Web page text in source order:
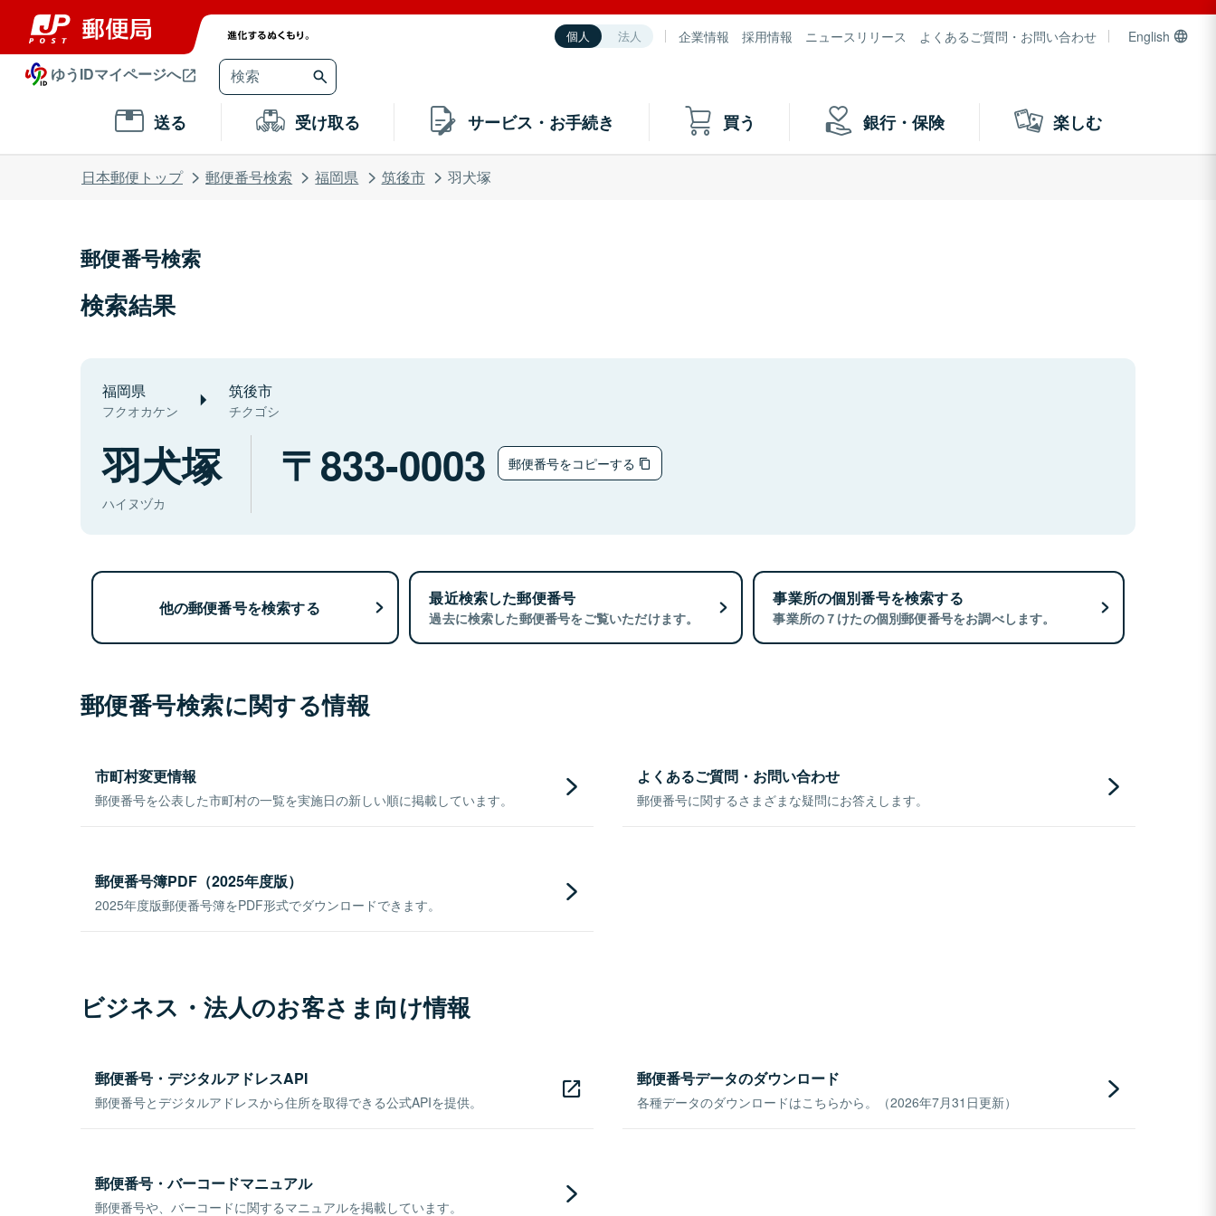
個人 法人 企業情報 採用情報 ニュースリリース よくあるご質問・お問い合わせ English
ゆうIDマイページへ
送る 受け取る サービス・お手続き 買う 銀行・保険 楽しむ
日本郵便トップ 郵便番号検索 福岡県 筑後市 羽犬塚
郵便番号検索
検索結果
福岡県
フクオカケン
筑後市
チクゴシ
羽犬塚
ハイヌヅカ
833-0003 郵便番号をコピーする
他の郵便番号を検索する 最近検索した郵便番号
過去に検索した郵便番号をご覧いただけます。
事業所の個別番号を検索する
事業所の７けたの個別郵便番号をお調べします。
郵便番号検索に関する情報
市町村変更情報
郵便番号を公表した市町村の一覧を実施日の新しい順に掲載しています。
よくあるご質問・お問い合わせ
郵便番号に関するさまざまな疑問にお答えします。
郵便番号簿PDF（2025年度版）
2025年度版郵便番号簿をPDF形式でダウンロードできます。
ビジネス・法人のお客さま向け情報
郵便番号・デジタルアドレスAPI
郵便番号とデジタルアドレスから住所を取得できる公式APIを提供。
郵便番号データのダウンロード
各種データのダウンロードはこちらから。（2026年7月31日更新）
郵便番号・バーコードマニュアル
郵便番号や、バーコードに関するマニュアルを掲載しています。